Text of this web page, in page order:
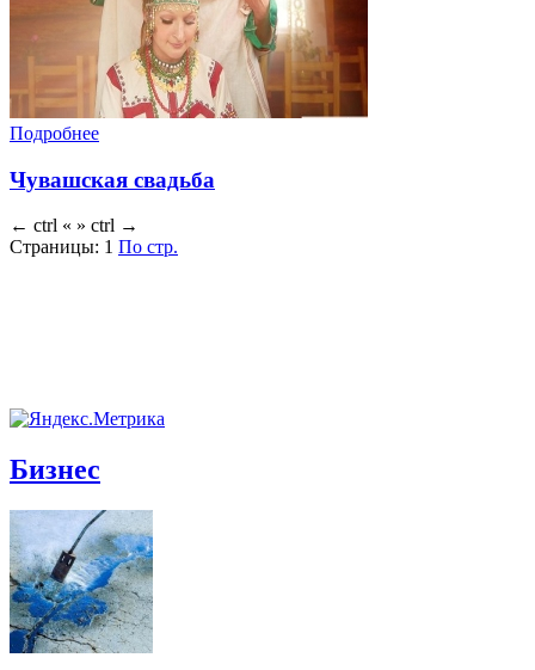
Подробнее
Чувашская свадьба
← ctrl « » ctrl →
Страницы: 1 По стр.
Бизнес